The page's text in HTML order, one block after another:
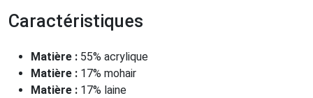
Caractéristiques
Matière : 55% acrylique
Matière : 17% mohair
Matière : 17% laine